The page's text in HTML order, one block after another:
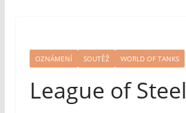
OZNÁMENÍ SOUTĚŽ WORLD OF TANKS
League of Steel